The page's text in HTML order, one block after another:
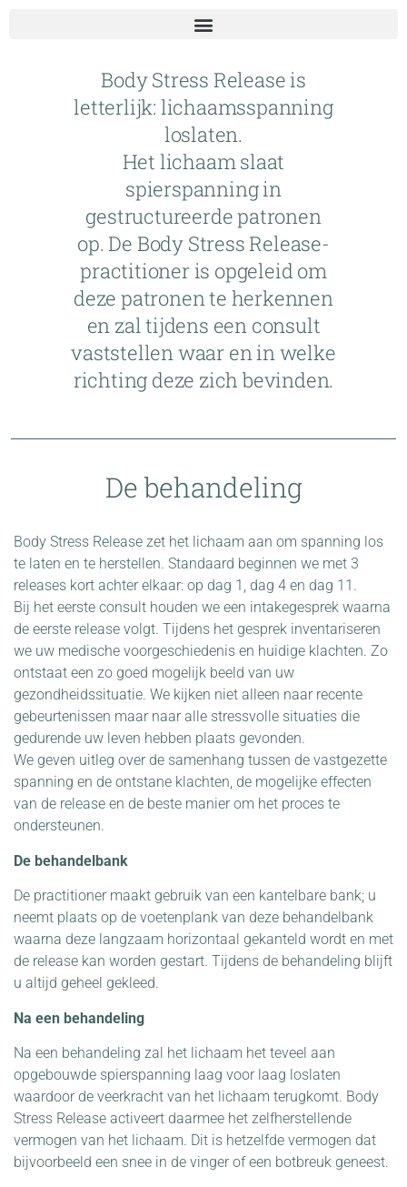
Body Stress Release is
letterlijk: lichaamsspanning
loslaten.
Het lichaam slaat
spierspanning in
gestructureerde patronen
op. De Body Stress Release-
practitioner is opgeleid om
deze patronen te herkennen
en zal tijdens een consult
vaststellen waar en in welke
richting deze zich bevinden.
De behandeling
Body Stress Release zet het lichaam aan om spanning los
te laten en te herstellen. Standaard beginnen we met 3
releases kort achter elkaar: op dag 1, dag 4 en dag 11.
Bij het eerste consult houden we een intakegesprek waarna
de eerste release volgt. Tijdens het gesprek inventariseren
we uw medische voorgeschiedenis en huidige klachten. Zo
ontstaat een zo goed mogelijk beeld van uw
gezondheidssituatie. We kijken niet alleen naar recente
gebeurtenissen maar naar alle stressvolle situaties die
gedurende uw leven hebben plaats gevonden.
We geven uitleg over de samenhang tussen de vastgezette
spanning en de ontstane klachten, de mogelijke effecten
van de release en de beste manier om het proces te
ondersteunen.
De behandelbank
De practitioner maakt gebruik van een kantelbare bank; u
neemt plaats op de voetenplank van deze behandelbank
waarna deze langzaam horizontaal gekanteld wordt en met
de release kan worden gestart. Tijdens de behandeling blijft
u altijd geheel gekleed.
Na een behandeling
Na een behandeling zal het lichaam het teveel aan
opgebouwde spierspanning laag voor laag loslaten
waardoor de veerkracht van het lichaam terugkomt. Body
Stress Release activeert daarmee het zelfherstellende
vermogen van het lichaam. Dit is hetzelfde vermogen dat
bijvoorbeeld een snee in de vinger of een botbreuk geneest.